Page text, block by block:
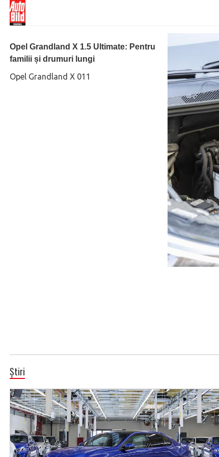
Opel Grandland X 1.5 Ultimate: Pentru
familii și drumuri lungi
Opel Grandland X 011
Știri